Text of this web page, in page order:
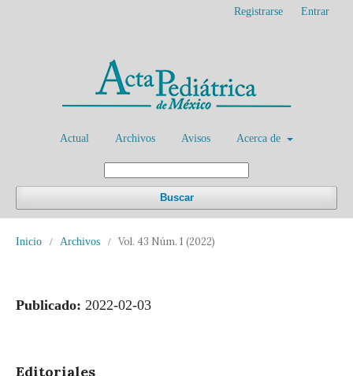
Actual Archivos Avisos Acerca de
Buscar
Registrarse Entrar
Inicio / Archivos / Vol. 43 Núm. 1 (2022)
Publicado: 2022-02-03
Editoriales